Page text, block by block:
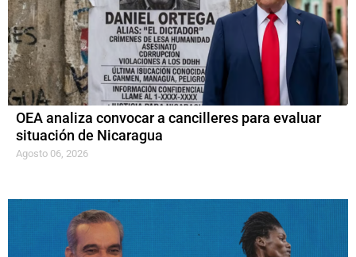
OEA analiza convocar a cancilleres para evaluar
situación de Nicaragua
Agosto 06, 2026